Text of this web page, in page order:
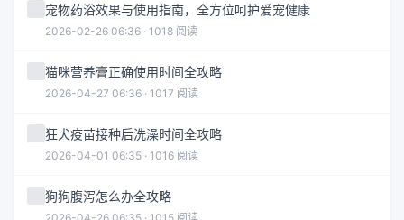
宠物药浴效果与使用指南，全方位呵护爱宠健康
2026-02-26 06:36 · 1018 阅读
猫咪营养膏正确使用时间全攻略
2026-04-27 06:36 · 1017 阅读
狂犬疫苗接种后洗澡时间全攻略
2026-04-01 06:35 · 1016 阅读
狗狗腹泻怎么办全攻略